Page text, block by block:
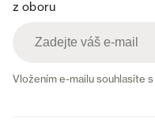
z oboru
Vložením e-mailu souhlasíte s